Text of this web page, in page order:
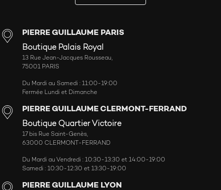
PIERRE GUILLAUME PARIS
Boutique Palais Royal
13 Rue Jean-Jacques Rousseau,
75001 PARIS
Du Mardi au Samedi : 11:00-19:00
Fermée Lundi et Dimanche
PIERRE GUILLAUME CLERMONT-FERRAND
Boutique Quartier Victoire
17 bis Rue Saint-Genès,
63000 CLERMONT-FERRAND
Du Mardi au Vendredi : 10:30-13:30 et 14:00-19:00
Samedi : 10:30-12:30 et 13:30-19:00
PIERRE GUILLAUME LYON